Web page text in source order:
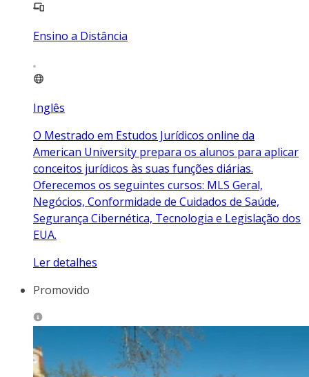
Ensino a Distância
Inglês
O Mestrado em Estudos Jurídicos online da
American University prepara os alunos para aplicar
conceitos jurídicos às suas funções diárias.
Oferecemos os seguintes cursos: MLS Geral,
Negócios, Conformidade de Cuidados de Saúde,
Segurança Cibernética, Tecnologia e Legislação dos
EUA.
Ler detalhes
Promovido